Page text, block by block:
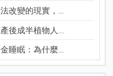
改變的現實，...
後成半植物人...
睡眠：為什麼...